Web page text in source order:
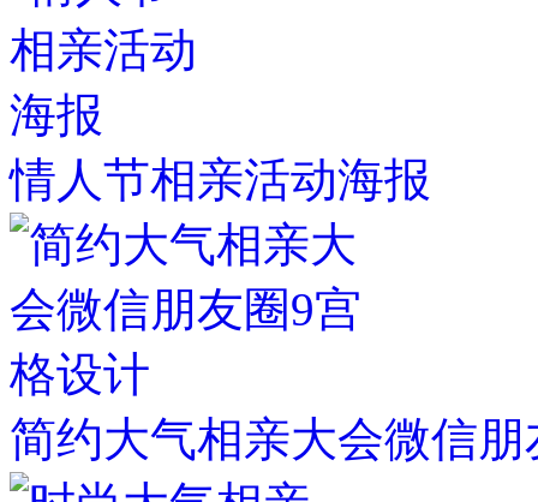
情人节相亲活动海报
简约大气相亲大会微信